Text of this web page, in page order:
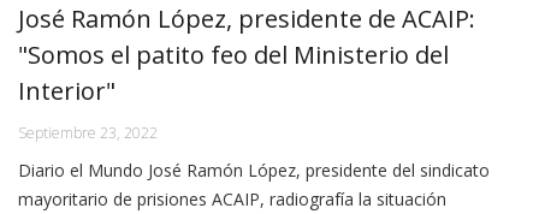
José Ramón López, presidente de ACAIP:
"Somos el patito feo del Ministerio del
Interior"
Septiembre 23, 2022
Diario el Mundo José Ramón López, presidente del sindicato
mayoritario de prisiones ACAIP, radiografía la situación